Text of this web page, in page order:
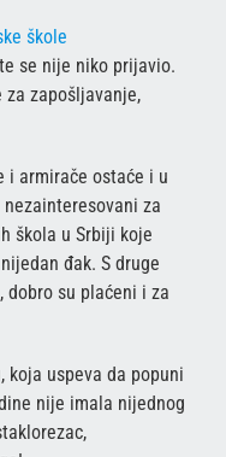
se nije niko prijavio.
za zapošljavanje,
i armirače ostaće i u
za
škola u Srbiji koje
đak. S druge
dobro su plaćeni i za
koja uspeva da popuni
nije imala nijednog